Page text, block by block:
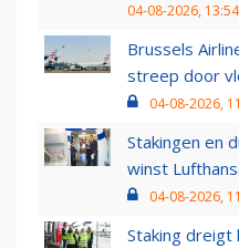
04-08-2026, 13:54
Brussels
streep door
04-08-2026,
Stakingen en
winst
04-08-2026,
Staking dreigt